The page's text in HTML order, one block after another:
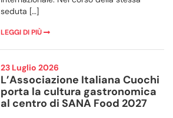
seduta […]
LEGGI DI PIÙ
23 Luglio 2026
L’Associazione Italiana Cuochi
porta la cultura gastronomica
al centro di SANA Food 2027